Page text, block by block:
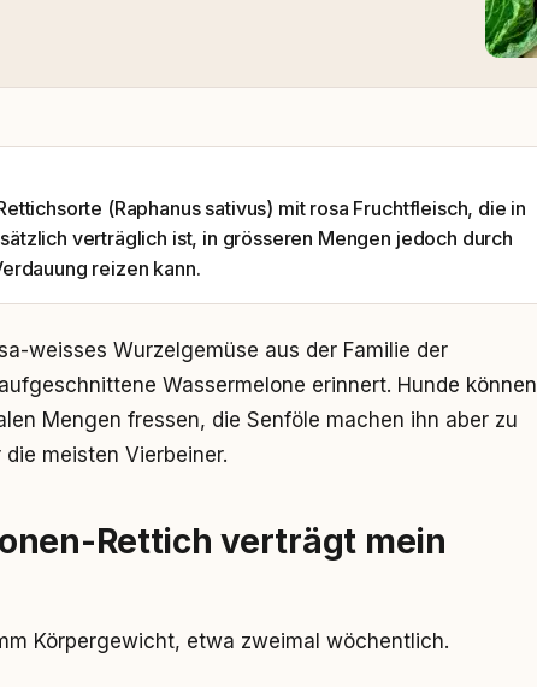
(Raphanus sativus) mit rosa Fruchtfleisch, die in
verträglich ist, in grösseren Mengen jedoch durch
reizen kann.
weisses Wurzelgemüse aus der Familie der
Wassermelone erinnert. Hunde können
Mengen fressen, die Senföle machen ihn aber zu
meisten Vierbeiner.
Rettich verträgt mein
Körpergewicht, etwa zweimal wöchentlich.